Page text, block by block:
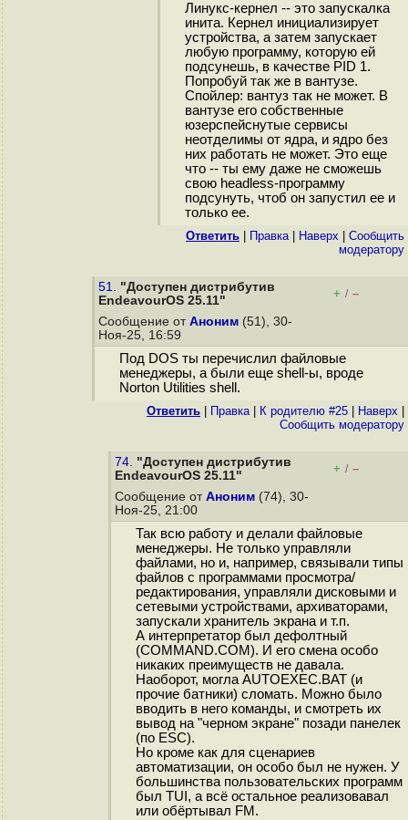
Линукс-кернел -- это запускалка
инита. Кернел инициализирует
устройства, а затем запускает
любую программу, которую ей
подсунешь, в качестве PID 1.
Попробуй так же в вантузе.
Спойлер: вантуз так не может. В
вантузе его собственные
юзерспейснутые сервисы
неотделимы от ядра, и ядро без
них работать не может. Это еще
что -- ты ему даже не сможешь
свою headless-программу
подсунуть, чтоб он запустил ее и
только ее.
Ответить Правка| Наверх
Cообщить
модератору
51. "Доступен дистрибутив
EndeavourOS 25.11"
+ / –
Сообщение от Аноним (51), 30-
Ноя-25, 16:59
Под DOS ты перечислил файловые
менеджеры, а были еще shell-ы, вроде
Norton Utilities shell.
Ответить Правка| К родителю #25 Наверх
Cообщить модератору
74. "Доступен дистрибутив
EndeavourOS 25.11"
+ / –
Сообщение от Аноним (74), 30-
Ноя-25, 21:00
Так всю работу и делали файловые
менеджеры. Не только управляли
файлами, но и, например, связывали типы
файлов с программами просмотра/
редактирования, управляли дисковыми и
сетевыми устройствами, архиваторами,
запускали хранитель экрана и т.п.
А интерпретатор был дефолтный
(COMMAND.COM). И его смена особо
никаких преимуществ не давала.
Наоборот, могла AUTOEXEC.BAT (и
прочие батники) сломать. Можно было
вводить в него команды, и смотреть их
вывод на "черном экране" позади панелек
(по ESC).
Но кроме как для сценариев
автоматизации, он особо был не нужен. У
большинства пользовательских программ
был TUI, а всё остальное реализовавал
или обёртывал FM.